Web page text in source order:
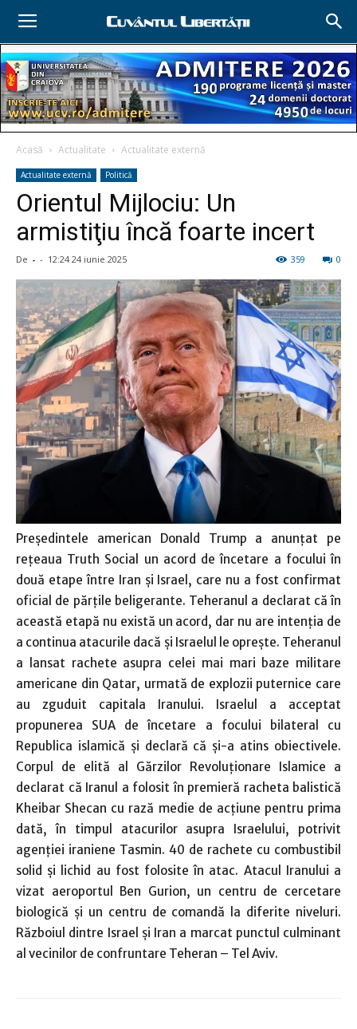
Acasă Actualitate Actualitate externă
Actualitate externă Politică
Orientul Mijlociu: Un
armistiţiu încă foarte incert
De - - 12:24 24 iunie 2025 0
359
Preşedintele american Donald Trump a anunţat pe
reţeaua Truth Social un acord de încetare a focului în
două etape între Iran şi Israel, care nu a fost confirmat
oficial de părţile beligerante. Teheranul a declarat că în
această etapă nu există un acord, dar nu are intenţia de
a continua atacurile dacă şi Israelul le opreşte. Teheranul
a lansat rachete asupra celei mai mari baze militare
americane din Qatar, urmată de explozii puternice care
au zguduit capitala Iranului. Israelul a acceptat
propunerea SUA de încetare a focului bilateral cu
Republica islamică şi declară că şi-a atins obiectivele.
Corpul de elită al Gărzilor Revoluţionare Islamice a
declarat că Iranul a folosit în premieră racheta balistică
Kheibar Shecan cu rază medie de acţiune pentru prima
dată, în timpul atacurilor asupra Israelului, potrivit
agenţiei iraniene Tasmin. 40 de rachete cu combustibil
solid şi lichid au fost folosite în atac. Atacul Iranului a
vizat aeroportul Ben Gurion, un centru de cercetare
biologică şi un centru de comandă la diferite niveluri.
Războiul dintre Israel şi Iran a marcat punctul culminant
al vecinilor de confruntare Teheran – Tel Aviv.